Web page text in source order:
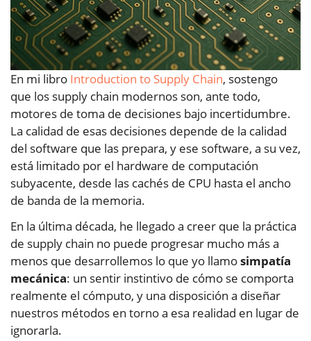
En mi libro Introduction to Supply Chain, sostengo
que los supply chain modernos son, ante todo,
motores de toma de decisiones bajo incertidumbre.
La calidad de esas decisiones depende de la calidad
del software que las prepara, y ese software, a su vez,
está limitado por el hardware de computación
subyacente, desde las cachés de CPU hasta el ancho
de banda de la memoria.
En la última década, he llegado a creer que la práctica
de supply chain no puede progresar mucho más a
menos que desarrollemos lo que yo llamosimpatía
mecánica: un sentir instintivo de cómo se comporta
realmente el cómputo, y una disposición a diseñar
nuestros métodos en torno a esa realidad en lugar de
ignorarla.